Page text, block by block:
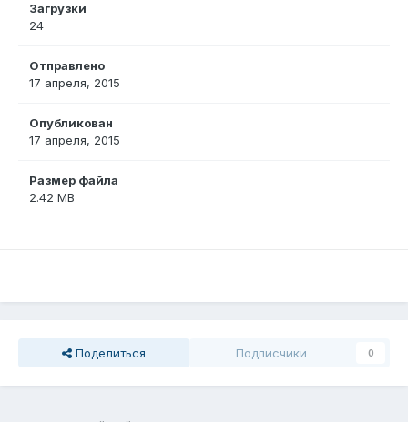
Загрузки
24
Отправлено
17 апреля, 2015
Опубликован
17 апреля, 2015
Размер файла
2.42 MB
Поделиться Подписчики 0